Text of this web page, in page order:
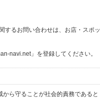
するお問い合わせは、お店・スポッ
navi.net」を登録してください。
ら守ることが社会的責務であると